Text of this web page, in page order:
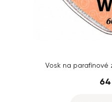
Vosk na parafínové
64